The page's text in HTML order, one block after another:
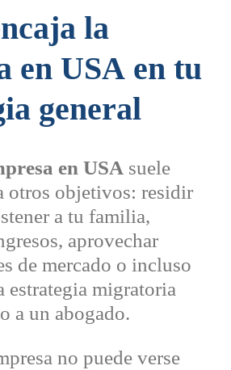
la
en USA en tu
general
en USA suele
otros objetivos: residir
a tu familia,
aprovechar
de mercado o incluso
estrategia migratoria
a un abogado.
no puede verse